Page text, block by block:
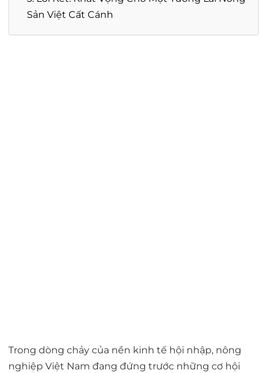
Sản Việt Cất Cánh
Trong dòng chảy của nền kinh tế hội nhập, nông
nghiệp Việt Nam đang đứng trước những cơ hội